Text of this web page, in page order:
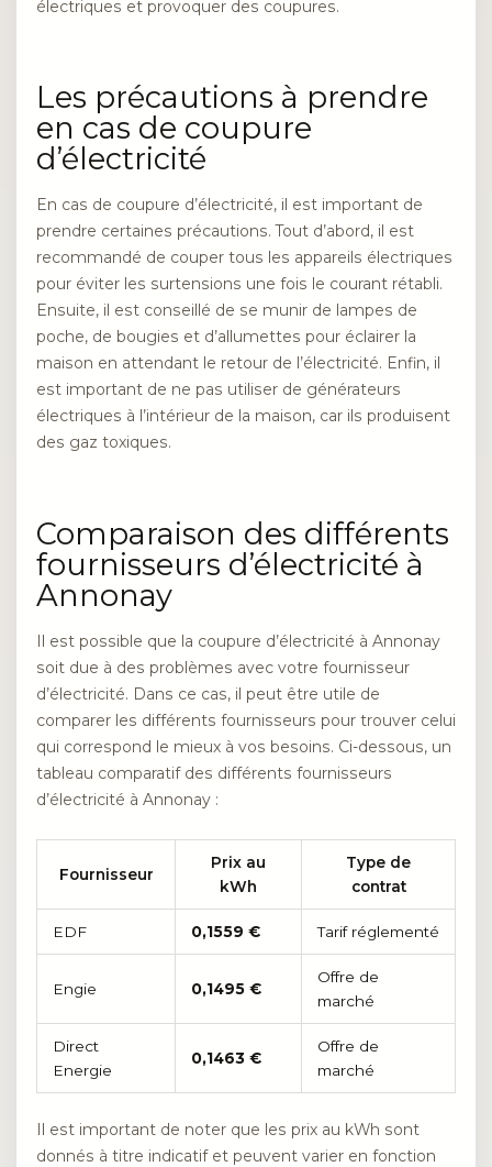
électriques et provoquer des coupures.
Les précautions à prendre
en cas de coupure
d’électricité
En cas de coupure d’électricité, il est important de
prendre certaines précautions. Tout d’abord, il est
recommandé de couper tous les appareils électriques
pour éviter les surtensions une fois le courant rétabli.
Ensuite, il est conseillé de se munir de lampes de
poche, de bougies et d’allumettes pour éclairer la
maison en attendant le retour de l’électricité. Enfin, il
est important de ne pas utiliser de générateurs
électriques à l’intérieur de la maison, car ils produisent
des gaz toxiques.
Comparaison des différents
fournisseurs d’électricité à
Annonay
Il est possible que la coupure d’électricité à Annonay
soit due à des problèmes avec votre fournisseur
d’électricité. Dans ce cas, il peut être utile de
comparer les différents fournisseurs pour trouver celui
qui correspond le mieux à vos besoins. Ci-dessous, un
tableau comparatif des différents fournisseurs
d’électricité à Annonay :
Fournisseur
Prix au
kWh
Type de
contrat
EDF 0,1559 € Tarif réglementé
Engie 0,1495 €
Offre de
marché
Direct
Energie
0,1463 €
Offre de
marché
Il est important de noter que les prix au kWh sont
donnés à titre indicatif et peuvent varier en fonction